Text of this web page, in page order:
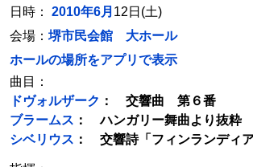
日時： 2010年6月 12日(土)
会場： 堺市民会館 大ホール
ホールの場所をアプリで表示
曲目：
ドヴォルザーク ： 交響曲 第６番
ブラームス ： ハンガリー舞曲より抜粋
シベリウス ： 交響詩「フィンランディア